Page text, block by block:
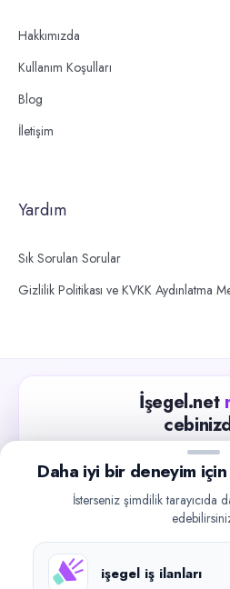
Hakkımızda
Kullanım Koşulları
Blog
İletişim
Yardım
Sık Sorulan Sorular
Gizlilik Politikası ve KVKK Aydınlatma
İşegel.net
Güncel iş ilanlarını takip
iletişime
Daha iyi bir deneyim
İsterseniz şimdilik tarayıcıda
işegel iş ilanları